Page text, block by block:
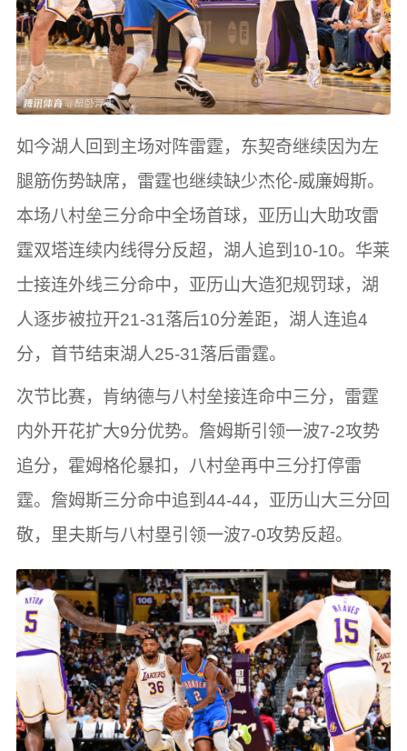
如今湖人回到主场对阵雷霆，东契奇继续因为左
腿筋伤势缺席，雷霆也继续缺少杰伦-威廉姆斯。
本场八村垒三分命中全场首球，亚历山大助攻雷
霆双塔连续内线得分反超，湖人追到10-10。华莱
士接连外线三分命中，亚历山大造犯规罚球，湖
人逐步被拉开21-31落后10分差距，湖人连追4
分，首节结束湖人25-31落后雷霆。
次节比赛，肯纳德与八村垒接连命中三分，雷霆
内外开花扩大9分优势。詹姆斯引领一波7-2攻势
追分，霍姆格伦暴扣，八村垒再中三分打停雷
霆。詹姆斯三分命中追到44-44，亚历山大三分回
敬，里夫斯与八村塁引领一波7-0攻势反超。